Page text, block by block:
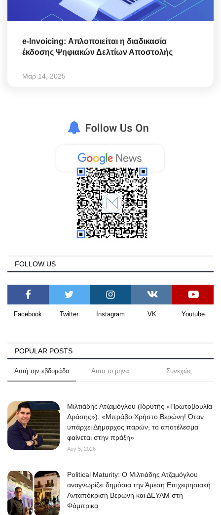
e-Invoicing: Απλοποιείται η διαδικασία
έκδοσης Ψηφιακών Δελτίων Αποστολής
Μαρ 14, 2025
FOLLOW US
Facebook Twitter Instagram VK Youtube
POPULAR POSTS
Αυτή την εβδομάδα Αυτο το μηνα Συνεχώς
Μιλτιάδης Ατζαμόγλου (Ιδρυτής «Πρωτοβουλία
Δράσης»): «Μπράβο Χρήστο Βερώνη! Όταν
υπάρχει Δήμαρχος παρών, το αποτέλεσμα
φαίνεται στην πράξη»
Αυγ 5, 2026
Political Maturity: Ο Μιλτιάδης Ατζαμόγλου
αναγνωρίζει δημόσια την Άμεση Επιχειρησιακή
Ανταπόκριση Βερώνη και ΔΕΥΑΜ στη
Φάμπρικα